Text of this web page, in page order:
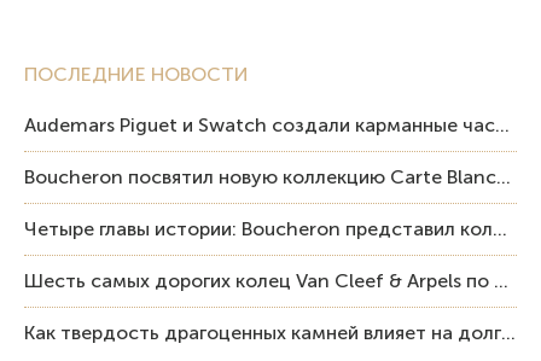
ПОСЛЕДНИЕ НОВОСТИ
Audemars Piguet и Swatch создали карманные часы в эстетике Royal Oak и Pop Art
Boucheron посвятил новую коллекцию Carte Blanche Human Being человеку и силе мастерства
Четыре главы истории: Boucheron представил коллекцию «Nom: Boucheron, Prénom: Frédéric»
Шесть самых дорогих колец Van Cleef & Arpels по итогам аукционов Sotheby’s
Как твердость драгоценных камней влияет на долговечность ювелирных изделий